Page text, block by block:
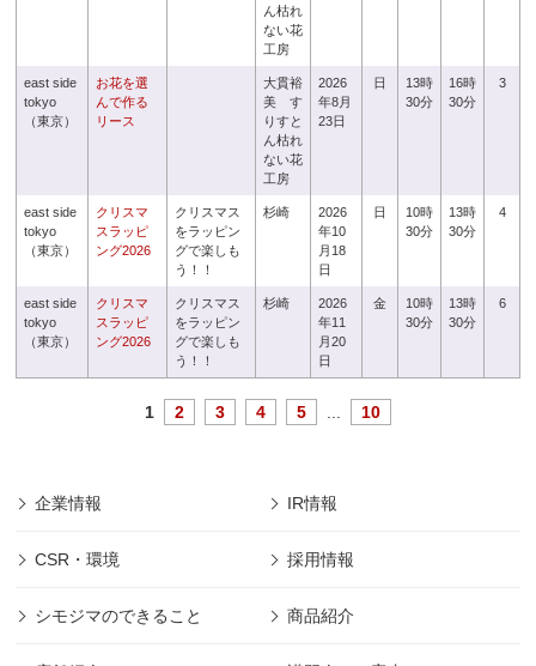
ん枯れ
ない花
工房
east side
tokyo
（東京）
お花を選
んで作る
リース
大貫裕
美 す
りすと
ん枯れ
ない花
工房
2026
年8月
23日
日
13時
30分
16時
30分
3
east side
tokyo
（東京）
クリスマ
スラッピ
ング2026
クリスマス
をラッピン
グで楽しも
う！！
杉崎
2026
年10
月18
日
日
10時
30分
13時
30分
4
east side
tokyo
（東京）
クリスマ
スラッピ
ング2026
クリスマス
をラッピン
グで楽しも
う！！
杉崎
2026
年11
月20
日
金
10時
30分
13時
30分
6
1 2 3 4 5 10
企業情報 IR情報
CSR・環境 採用情報
シモジマのできること 商品紹介